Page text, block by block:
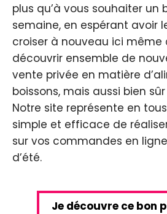
plus qu’à vous souhaiter un
semaine, en espérant avoir
croiser à nouveau ici même
découvrir ensemble de
vente privée en matière
boissons, mais aussi bien
Notre site représente en
simple et efficace de
sur vos commandes en
d’été.
Je découvre ce bon